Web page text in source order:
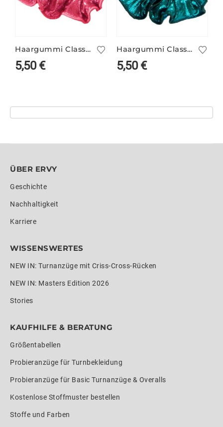
Haargummi Classic lipstick
5,50€
Haargummi Classic petrol
5,50€
ÜBER ERVY
Geschichte
Nachhaltigkeit
Karriere
WISSENSWERTES
NEW IN: Turnanzüge mit Criss-Cross-Rücken
NEW IN: Masters Edition 2026
Stories
KAUFHILFE & BERATUNG
Größentabellen
Probieranzüge für Turnbekleidung
Probieranzüge für Basic Turnanzüge & Overalls
Kostenlose Stoffmuster bestellen
Stoffe und Farben